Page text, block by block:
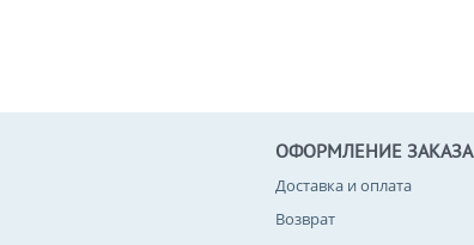
ОФОРМЛЕНИЕ ЗАКАЗА
Доставка и оплата
Возврат